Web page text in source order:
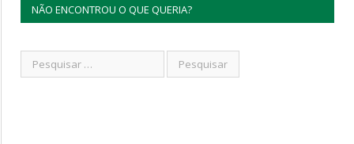
NÃO ENCONTROU O QUE QUERIA?